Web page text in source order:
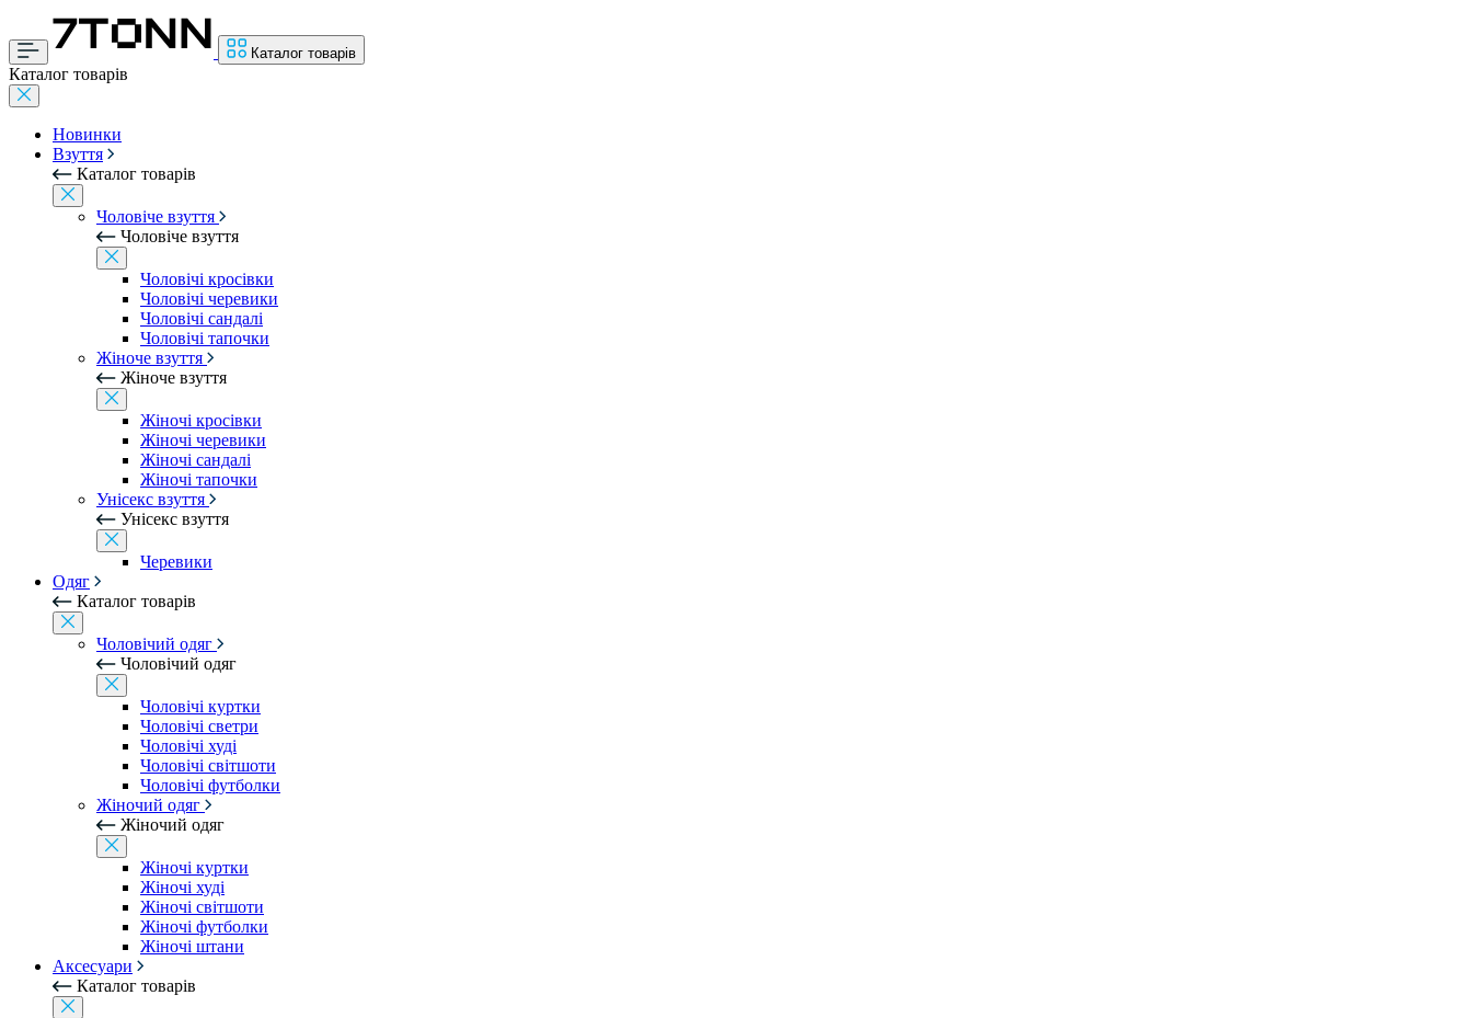
Каталог товарів
Каталог товарів
Новинки
Взуття
Каталог товарів
Чоловіче взуття
Чоловіче взуття
Чоловічі кросівки
Чоловічі черевики
Чоловічі сандалі
Чоловічі тапочки
Жіноче взуття
Жіноче взуття
Жіночі кросівки
Жіночі черевики
Жіночі сандалі
Жіночі тапочки
Унісекс взуття
Унісекс взуття
Черевики
Одяг
Каталог товарів
Чоловічий одяг
Чоловічий одяг
Чоловічі куртки
Чоловічі светри
Чоловічі худі
Чоловічі світшоти
Чоловічі футболки
Жіночий одяг
Жіночий одяг
Жіночі куртки
Жіночі худі
Жіночі світшоти
Жіночі футболки
Жіночі штани
Аксесуари
Каталог товарів